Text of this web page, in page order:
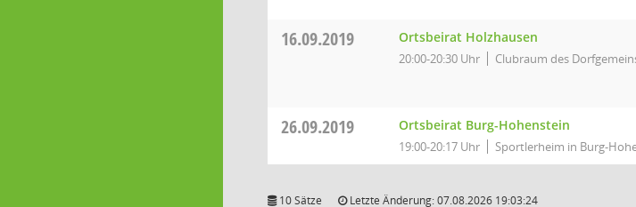
16.09.2019 Ortsbeirat Holzhausen
20:00-20:30 Uhr Clubraum des
26.09.2019 Ortsbeirat Burg-Hohenstein
19:00-20:17 Uhr Sportlerheim in Burg-
10 Sätze Letzte Änderung: 07.08.2026 19:03:24